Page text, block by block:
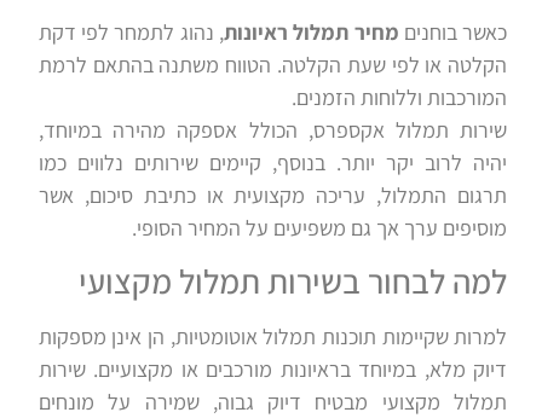
כאשר בוחנים מחיר תמלול ראיונות, נהוג לתמחר לפי דקת
הקלטה או לפי שעת הקלטה. הטווח משתנה בהתאם לרמת
המורכבות וללוחות הזמנים.
שירות תמלול אקספרס, הכולל אספקה מהירה במיוחד,
יהיה לרוב יקר יותר. בנוסף, קיימים שירותים נלווים כמו
תרגום התמלול, עריכה מקצועית או כתיבת סיכום, אשר
מוסיפים ערך אך גם משפיעים על המחיר הסופי.
למה לבחור בשירות תמלול מקצועי
למרות שקיימות תוכנות תמלול אוטומטיות, הן אינן מספקות
דיוק מלא, במיוחד בראיונות מורכבים או מקצועיים. שירות
תמלול מקצועי מבטיח דיוק גבוה, שמירה על מונחים